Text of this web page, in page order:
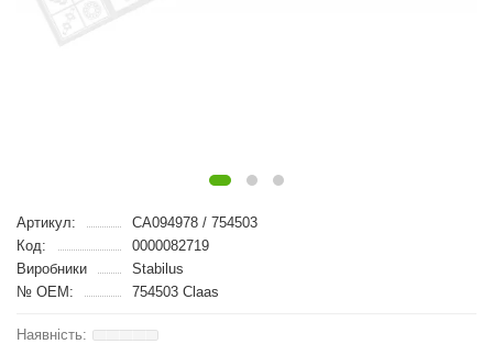
Артикул:
CA094978 / 754503
Код:
0000082719
Виробники
Stabilus
№ OEM:
754503 Claas